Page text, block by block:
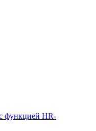
функцией HR-